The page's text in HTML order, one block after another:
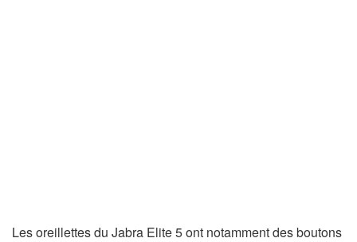
Les oreillettes du Jabra Elite 5 ont notamment des boutons